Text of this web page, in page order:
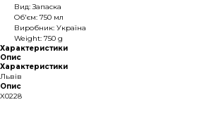
Вид: Запаска
Об'єм: 750 мл
Виробник: Україна
Weight: 750 g
Характеристики
Опис
Характеристики
Львів
Опис
X0228